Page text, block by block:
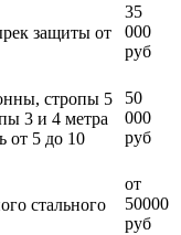
защиты от
35
000
руб
стропы 5
3 и 4 метра
от 5 до 10
50
000
руб
стального
от
50000
руб